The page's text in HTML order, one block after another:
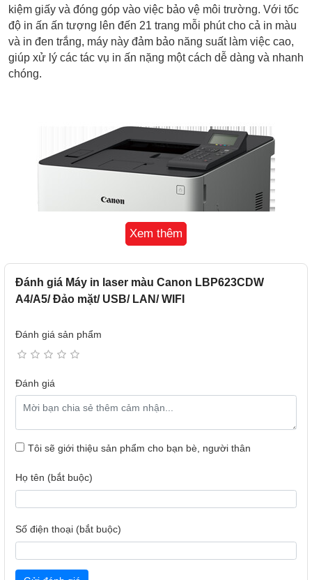
kiệm giấy và đóng góp vào việc bảo vệ môi trường. Với tốc
độ in ấn ấn tượng lên đến 21 trang mỗi phút cho cả in màu
và in đen trắng, máy này đảm bảo năng suất làm việc cao,
giúp xử lý các tác vụ in ấn nặng một cách dễ dàng và nhanh
chóng.
đa dạng bao gồm Wi-Fi, Ethernet, và hỗ trợ in ấn di động
qua ứng dụng Canon PRINT Business, Apple AirPrint, và
dàng in ấn từ máy tính để bàn, laptop, điện thoại thông minh
hoặc máy tính bảng mà không cần phải kết nối trực tiếp với
dpi, mang lại chất lượng hình ảnh sắc nét và màu sắc sống
động, đặc biệt phù hợp khi in các tài liệu có chứa hình ảnh
hoặc biểu đồ màu. Ngoài ra,Canon LBP623Cdw còn hỗ trợ
Canon LBP623Cdw là một lựa chọn lý tưởng cho những ai
cần một máy in laser màu hiệu quả, nhanh chóng và dễ sử
dụng, đồng thời có thể dễ dàng tích hợp vào hệ thống mạng
Xem thêm
Đánh giá Máy in laser màu Canon LBP623CDW
A4/A5/ Đảo mặt/ USB/ LAN/ WIFI
Đánh giá sản phẩm
Đánh giá
Tôi sẽ giới thiệu sản phẩm cho bạn bè, người thân
Họ tên (bắt buộc)
Số điện thoại (bắt buộc)